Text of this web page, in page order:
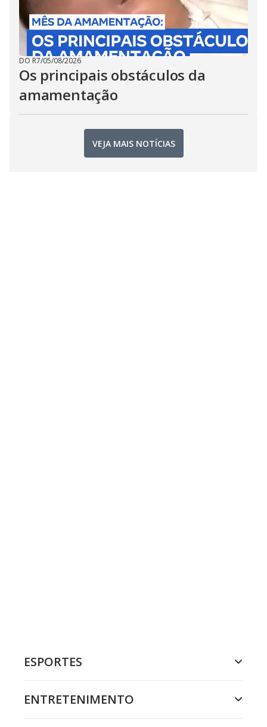
DO R7/05/08/2026
Os principais obstáculos da
amamentação
VEJA MAIS NOTÍCIAS
ESPORTES
ENTRETENIMENTO